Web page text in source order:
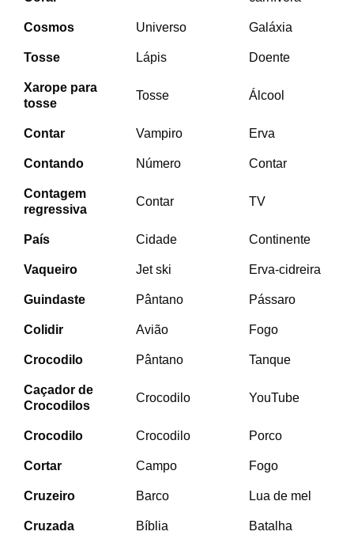
Cosmos Universo Galáxia
Tosse Lápis Doente
Xarope para
tosse
Tosse Álcool
Contar Vampiro Erva
Contando Número Contar
Contagem
regressiva
Contar TV
País Cidade Continente
Vaqueiro Jet ski Erva-cidreira
Guindaste Pântano Pássaro
Colidir Avião Fogo
Crocodilo Pântano Tanque
Caçador de
Crocodilos
Crocodilo YouTube
Crocodilo Crocodilo Porco
Cortar Campo Fogo
Cruzeiro Barco Lua de mel
Cruzada Bíblia Batalha